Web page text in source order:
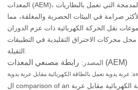
المعدات (AEM)، يتسارع اعتماد المعدات المدمجة التي تعمل بالبطاريات
صرامة في البيئات الحضرية والمغلقة، مما
نقل الحركة الكهربائية ذات عزم الدوران
محركات الاحتراق التقليدية في التطبيقات
المصدر: رابطة مصنعي المعدات (AEM)
عربة يدوية تعمل بالطاقة الكهربائية مقابل عربة يدوية
ال comparison of an الكهربائية مقابل عربة